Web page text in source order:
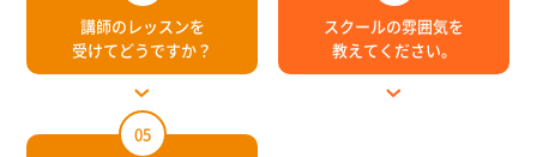
講師のレッスンを
受けてどうですか？
スクールの雰囲気を
教えてください。
05